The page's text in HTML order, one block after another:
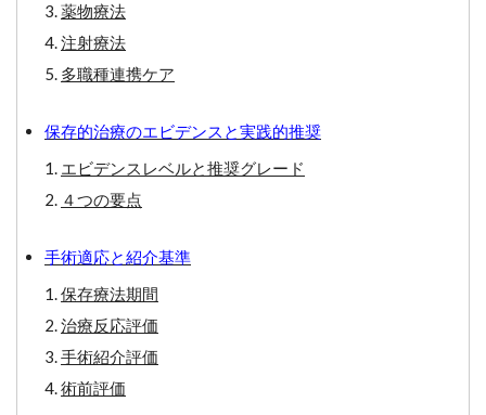
薬物療法
注射療法
多職種連携ケア
保存的治療のエビデンスと実践的推奨
エビデンスレベルと推奨グレード
４つの要点
手術適応と紹介基準
保存療法期間
治療反応評価
手術紹介評価
術前評価